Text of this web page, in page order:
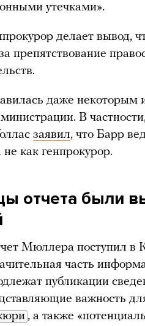
утечками».
делает вывод,
препятствование
даже некоторым
В
заявил, что Барр
не как генпрокурор.
отчета были
Мюллера поступил в
часть
публикации
важность
, а также